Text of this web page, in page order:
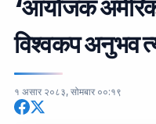
‘आयोजक
विश्वकप अनुभव
१ असार २०८३, सोमबार ००:१९